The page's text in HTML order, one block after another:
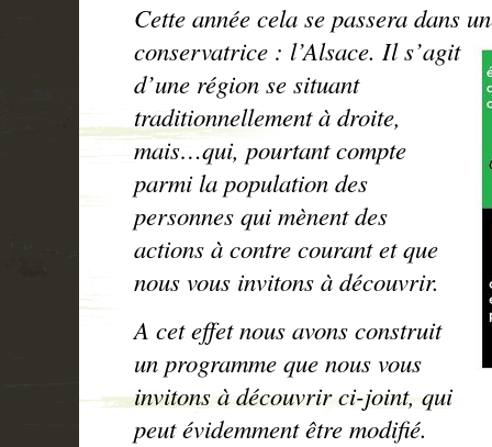
Cette année cela se passera dans
conservatrice : l’Alsace. Il s’agit
d’une région se situant
traditionnellement à droite,
mais…qui, pourtant compte
parmi la population des
personnes qui mènent des
actions à contre courant et que
nous vous invitons à découvrir.
A cet effet nous avons construit
un programme que nous vous
invitons à découvrir ci-joint, qui
peut évidemment être modifié.